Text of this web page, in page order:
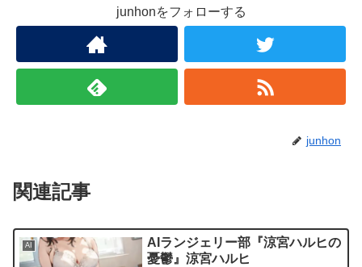
junhonをフォローする
junhon
関連記事
AI
AIランジェリー部『涼宮ハルヒの
憂鬱』涼宮ハルヒ